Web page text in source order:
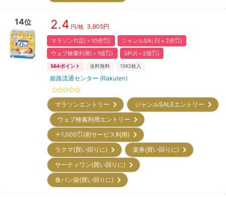
14位 2.4 円/枚 3,905円
マラソン11店(＋10倍㌽)
ジャンルSALE(＋2倍㌽)
ウェブ検索利用(＋1倍㌽)
SPU(＋2倍㌽)
564ポイント 送料無料 1392枚入
姫路流通センター (Rakuten)
マラソンエントリー
ジャンルSALEエントリー
ウェブ検索利用エントリー
＋1,000㌽(初サービス利用)
ラクマ(買い回りに)
楽券(買い回りに)
サーティワン(買い回りに)
食パン袋(買い回りに)